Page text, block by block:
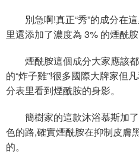
別急啊!真正“秀”的成分在
里還添加了濃度為 3% 的煙酰胺
煙酰胺這個成分大家應該都
的“炸子雞”!很多國際大牌家但
分表里看到煙酰胺的身影。
簡樹家的這款沐浴慕斯加了
色的路,確實煙酰胺在抑制皮膚
的。